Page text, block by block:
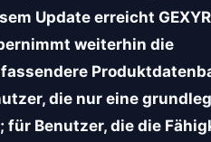
Update erreicht
weiterhin die
die nur eine
Benutzer, die die